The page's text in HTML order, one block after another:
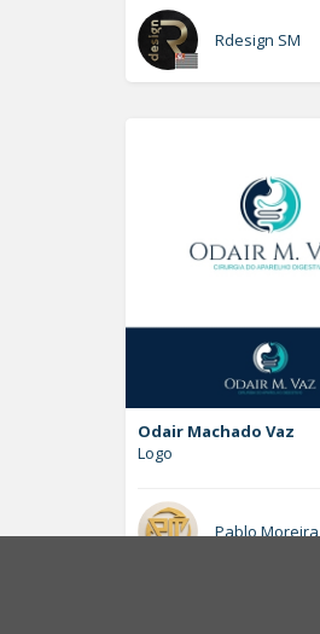
Rdesign SM
Odair Machado Vaz
Logo
Pablo Moreira